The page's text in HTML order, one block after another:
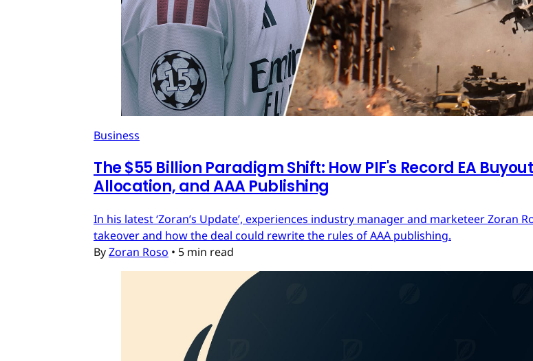
Business
The $55 Billion Paradigm Shift: How PIF's Record EA
Allocation, and AAA Publishing
In his latest ‘Zoran’s Update’, experiences industry manager and marketeer Zoran
takeover and how the deal could rewrite the rules of AAA publishing.
ByZoran Roso • 5 min read